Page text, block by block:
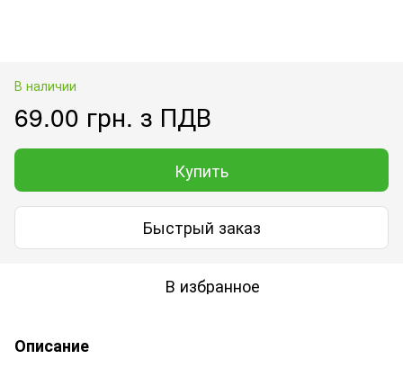
В наличии
69.00 грн. з ПДВ
Купить
Быстрый заказ
В избранное
Описание